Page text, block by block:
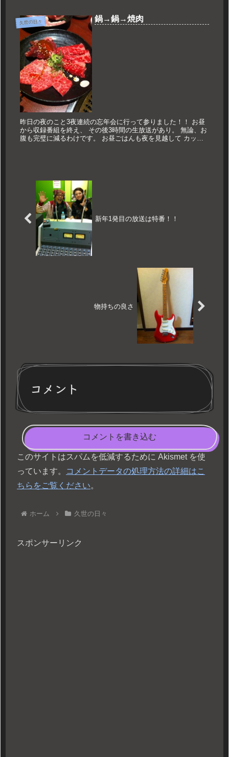
久世の日々 鍋→鍋→焼肉
昨日の夜のこと3夜連続の忘年会に行って参りました！！ お昼
から収録番組を終え、 その後3時間の生放送があり。 無論、お
腹も完璧に減るわけです。 お昼ごはんも夜を見越して カップ
新年1発目の放送は特番！！
物持ちの良さ
コメント
コメントを書き込む
このサイトはスパムを低減するために Akismet を使
っています。
コメントデータの処理方法の詳細はこ
ちらをご覧ください。
ホーム 久世の日々
スポンサーリンク